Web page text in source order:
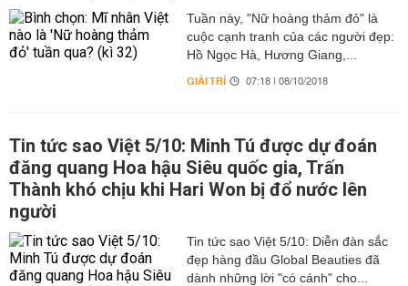
Tuần này, "Nữ hoàng thảm đỏ" là
cuộc cạnh tranh của các người đẹp:
Hồ Ngọc Hà, Hương Giang,...
GIẢI TRÍ 07:18 | 08/10/2018
Tin tức sao Việt 5/10: Minh Tú được dự đoán
đăng quang Hoa hậu Siêu quốc gia, Trấn
Thành khó chịu khi Hari Won bị đổ nước lên
người
Tin tức sao Việt 5/10: Diễn đàn sắc
đẹp hàng đầu Global Beauties đã
dành những lời "có cánh" cho...